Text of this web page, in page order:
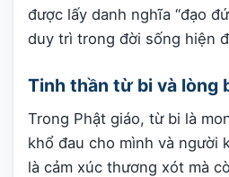
được lấy danh nghĩa “đạo
duy trì trong đời sống hiện
Tinh thần từ bi và lòng
Trong Phật giáo, từ bi là
khổ đau cho mình và người
là cảm xúc thương xót mà